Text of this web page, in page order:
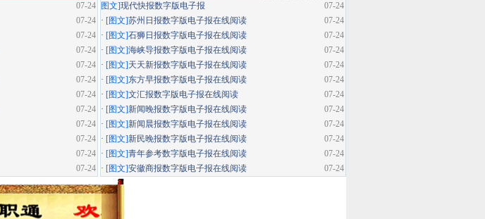
07-24
07-24
07-24
07-24
07-24
07-24
07-24
07-24
07-24
07-24
07-24
07-24
07-24
图文]现代快报数字版电子报
07-24
· [图文]苏州日报数字版电子报在线阅读
07-24
· [图文]石狮日报数字版电子报在线阅读
07-24
· [图文]海峡导报数字版电子报在线阅读
07-24
· [图文]天天新报数字版电子报在线阅读
07-24
· [图文]东方早报数字版电子报在线阅读
07-24
· [图文]文汇报数字版电子报在线阅读
07-24
· [图文]新闻晚报数字版电子报在线阅读
07-24
· [图文]新闻晨报数字版电子报在线阅读
07-24
· [图文]新民晚报数字版电子报在线阅读
07-24
· [图文]青年参考数字版电子报在线阅读
07-24
· [图文]安徽商报数字版电子报在线阅读